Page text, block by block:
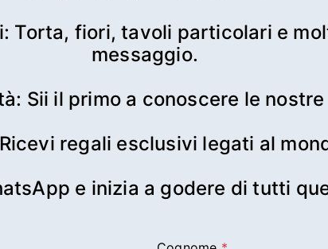
Torta, fiori, tavoli particolari e
messaggio.
Sii il primo a conoscere le
regali esclusivi legati al
e inizia a godere di tutti